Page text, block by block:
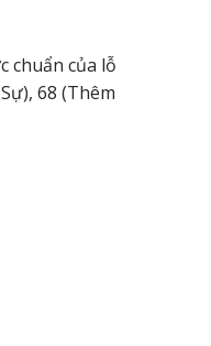
chuẩn của lỗ
68 (Thêm